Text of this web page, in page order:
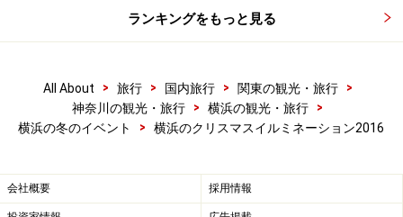
日産グローバル本社ギャラリー 日産オリ
展示車とともに日産オリジナルクリスマスツリーをご覧あ
れ。カラフルに変化するようすが楽しめます（2016年11月
ランキングをもっと見る
All About > 旅行 > 国内旅行 > 関東の観光・旅行
>
神奈川の観光・旅行
> 横浜の観光・旅行
>
横浜の冬のイベント
> 横浜のクリスマスイルミネーション2016
会社概要 採用情報